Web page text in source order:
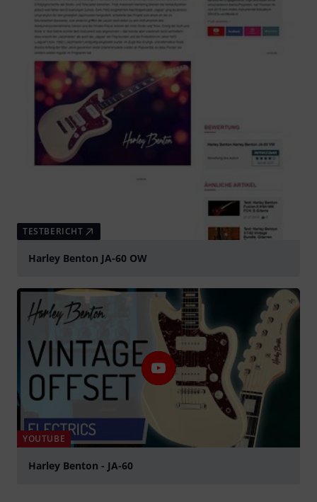
TESTBERICHT
Harley Benton JA-60 OW
YOUTUBE
Harley Benton - JA-60